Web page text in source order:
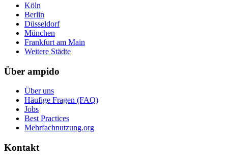
Köln
Berlin
Düsseldorf
München
Frankfurt am Main
Weitere Städte
Über ampido
Über uns
Häufige Fragen (FAQ)
Jobs
Best Practices
Mehrfachnutzung.org
Kontakt